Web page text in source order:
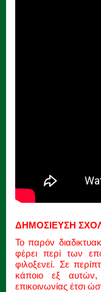
ΔΗΜΟΣΙΕΥΣΗ
Το παρόν
φέρει περί των
φιλοξενεί. Σε
κάποιο εξ
επικοινωνίας έτσι